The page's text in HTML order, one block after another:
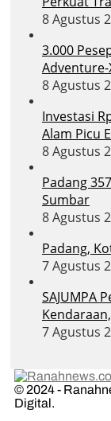
8 Agustus
3.000
Adventure-
8 Agustus
Investasi
Alam Picu
8 Agustus
Padang
Sumbar
8 Agustus
Padang,
7 Agustus
SAJUMPA
7 Agustus
© 2024 -
Digital.